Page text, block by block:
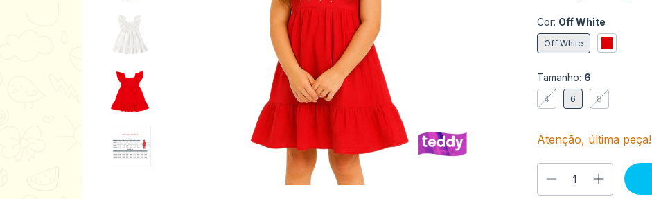
Cor: Off White
Off White
Tamanho: 6
4 6 8
Atenção, última peça!